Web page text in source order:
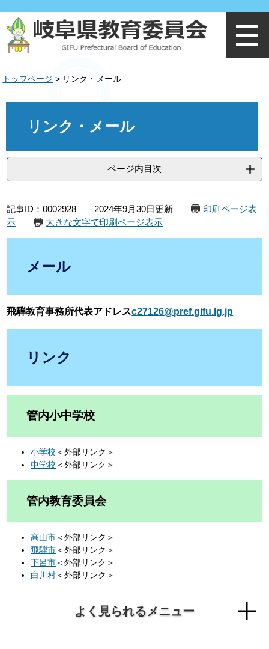
ジ
の
で
ュ
ー
ばトップページ > リンク・メール
リンク・メール
ページ内目次
記事ID：0002928 2024年9月30日更新
印刷ページ表
示
大きな文字で印刷ページ表示
メール
飛騨教育事務所代表アドレスc27126@pref.gifu.lg.jp
リンク
管内小中学校
小学校 ＜外部リンク＞
中学校 ＜外部リンク＞
管内教育委員会
高山市＜外部リンク＞
飛騨市＜外部リンク＞
下呂市＜外部リンク＞
白川村＜外部リンク＞
よく見られるメニュー